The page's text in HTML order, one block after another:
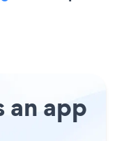
an app